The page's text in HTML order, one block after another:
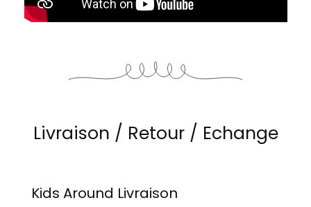
Livraison / Retour / Echange
Kids Around Livraison